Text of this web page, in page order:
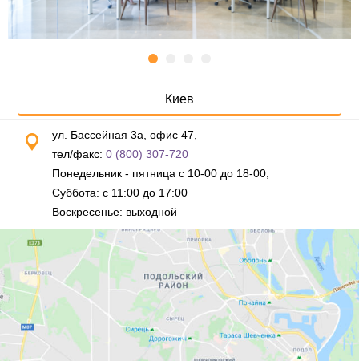
Киев
ул. Бассейная 3а, офис 47,
тел/факс: 0 (800) 307-720
Понедельник - пятница с 10-00 до 18-00,
Суббота: с 11:00 до 17:00
Воскресенье: выходной